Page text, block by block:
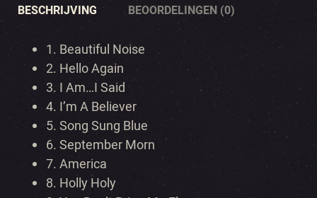
BESCHRIJVING BEOORDELINGEN (0)
1. Beautiful Noise
2. Hello Again
3. I Am…I Said
4. I’m A Believer
5.Song Sung Blue
6.September Morn
7.America
8. Holly Holy